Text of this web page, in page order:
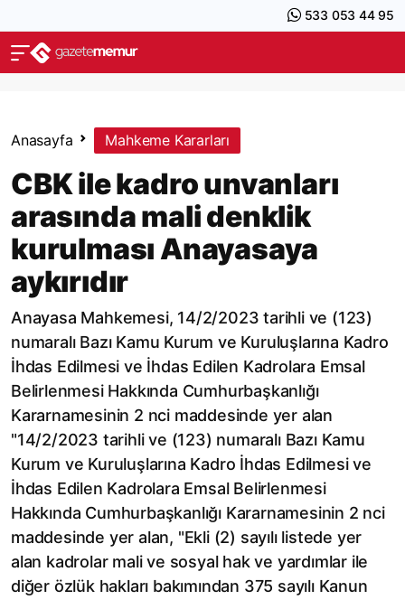
533 053 44 95
Anasayfa Mahkeme Kararları
CBK ile kadro unvanları
arasında mali denklik
kurulması Anayasaya
aykırıdır
Anayasa Mahkemesi, 14/2/2023 tarihli ve (123)
numaralı Bazı Kamu Kurum ve Kuruluşlarına Kadro
İhdas Edilmesi ve İhdas Edilen Kadrolara Emsal
Belirlenmesi Hakkında Cumhurbaşkanlığı
Kararnamesinin 2 nci maddesinde yer alan
"14/2/2023 tarihli ve (123) numaralı Bazı Kamu
Kurum ve Kuruluşlarına Kadro İhdas Edilmesi ve
İhdas Edilen Kadrolara Emsal Belirlenmesi
Hakkında Cumhurbaşkanlığı Kararnamesinin 2 nci
maddesinde yer alan, "Ekli (2) sayılı listede yer
alan kadrolar mali ve sosyal hak ve yardımlar ile
diğer özlük hakları bakımından 375 sayılı Kanun